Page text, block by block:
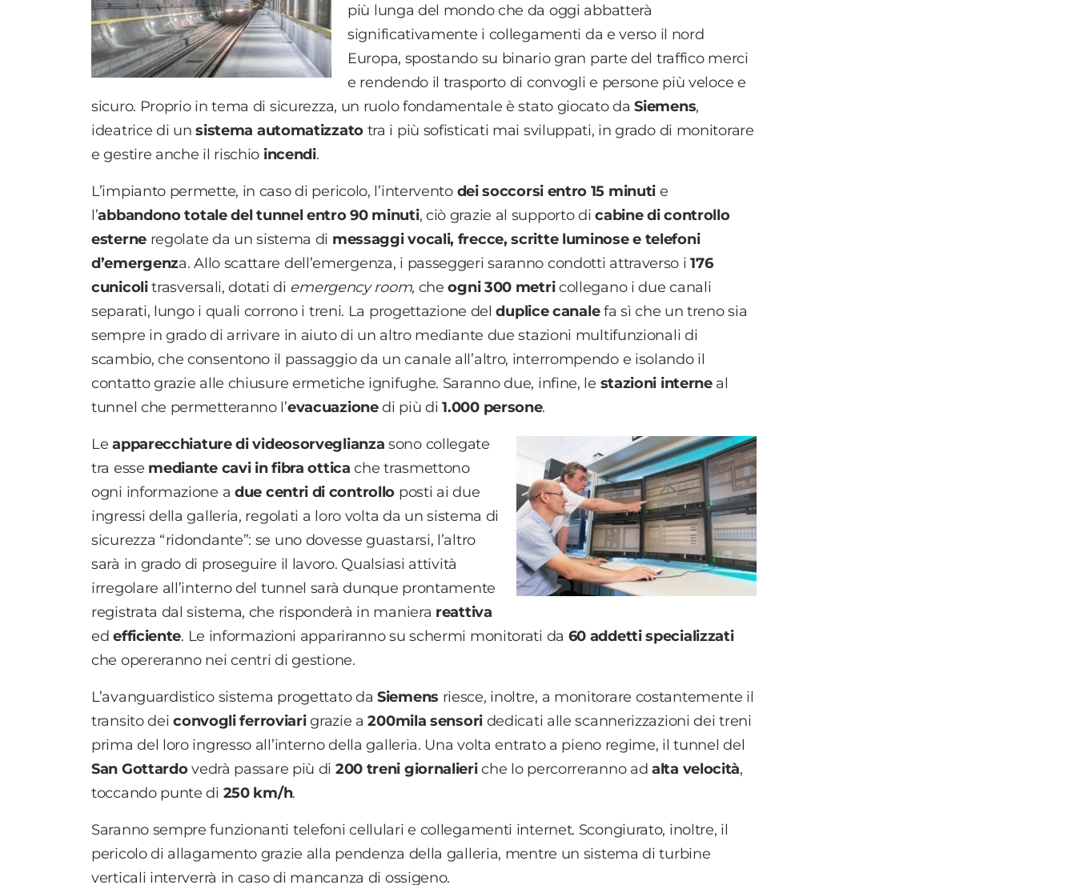
più lunga del mondo che da oggi abbatterà
significativamente i collegamenti da e verso il nord
Europa, spostando su binario gran parte del traffico merci
e rendendo il trasporto di convogli e persone più veloce e
sicuro. Proprio in tema di sicurezza, un ruolo fondamentale è stato giocato daSiemens,
ideatrice di unsistema automatizzatotra i più sofisticati mai sviluppati, in grado di monitorare
e gestire anche il rischio incendi.
L’impianto permette, in caso di pericolo, l’intervento dei soccorsi entro 15 minuti e
l’abbandono totale del tunnel entro 90 minuti, ciò grazie al supporto dicabine di controllo
esterneregolate da un sistema di messaggi vocali, frecce, scritte luminose e telefoni
d’emergenza. Allo scattare dell’emergenza, i passeggeri saranno condotti attraverso i176
cunicolitrasversali, dotati di emergency room, cheogni 300 metricollegano i due canali
separati, lungo i quali corrono i treni. La progettazione delduplice canalefa sì che un treno sia
sempre in grado di arrivare in aiuto di un altro mediante due stazioni multifunzionali di
scambio, che consentono il passaggio da un canale all’altro, interrompendo e isolando il
contatto grazie alle chiusure ermetiche ignifughe. Saranno due, infine, le stazioni interneal
tunnel che permetteranno l’evacuazionedi più di1.000 persone.
Leapparecchiature di videosorveglianza sono collegate
tra esse mediante cavi in fibra otticache trasmettono
ogni informazione a due centri di controllo posti ai due
ingressi della galleria, regolati a loro volta da un sistema di
sicurezza “ridondante”: se uno dovesse guastarsi, l’altro
sarà in grado di proseguire il lavoro. Qualsiasi attività
irregolare all’interno del tunnel sarà dunque prontamente
registrata dal sistema, che risponderà in maniera reattiva
edefficiente. Le informazioni appariranno su schermi monitorati da 60 addetti specializzati
che opereranno nei centri di gestione.
L’avanguardistico sistema progettato da Siemens riesce, inoltre, a monitorare costantemente il
transito deiconvogli ferroviarigrazie a200mila sensoridedicati alle scannerizzazioni dei treni
prima del loro ingresso all’interno della galleria. Una volta entrato a pieno regime, il tunnel del
San Gottardovedrà passare più di 200 treni giornalieriche lo percorreranno adalta velocità,
toccando punte di 250 km/h.
Saranno sempre funzionanti telefoni cellulari e collegamenti internet. Scongiurato, inoltre, il
pericolo di allagamento grazie alla pendenza della galleria, mentre un sistema di turbine
verticali interverrà in caso di mancanza di ossigeno.